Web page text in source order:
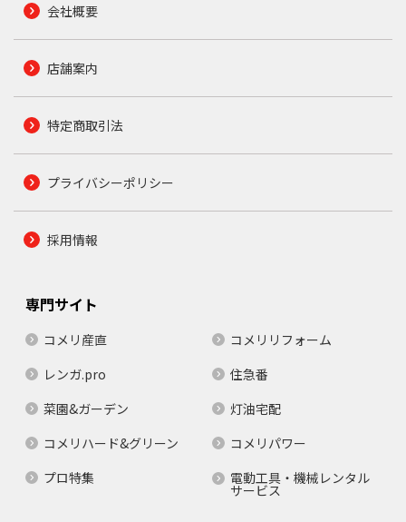
会社概要
店舗案内
特定商取引法
プライバシーポリシー
採用情報
専門サイト
コメリ産直
コメリリフォーム
レンガ.pro
住急番
菜園&ガーデン
灯油宅配
コメリハード&グリーン
コメリパワー
プロ特集
電動工具・機械レンタル
サービス